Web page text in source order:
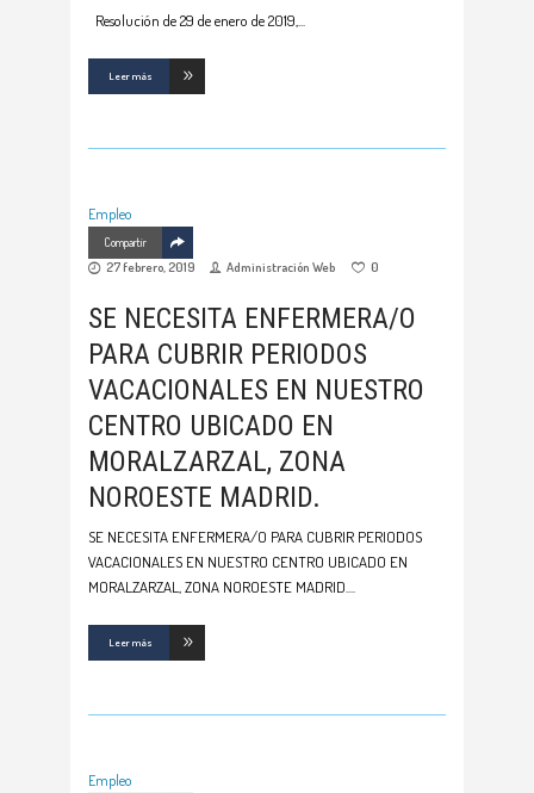
Resolución de 29 de enero de 2019,
Leer más
Empleo
Compartir
27 febrero, 2019 Administración Web 0
SE NECESITA ENFERMERA/O
PARA CUBRIR PERIODOS
VACACIONALES EN NUESTRO
CENTRO UBICADO EN
MORALZARZAL, ZONA
NOROESTE MADRID.
SE NECESITA ENFERMERA/O PARA CUBRIR PERIODOS
VACACIONALES EN NUESTRO CENTRO UBICADO EN
MORALZARZAL, ZONA NOROESTE MADRID.
Leer más
Empleo